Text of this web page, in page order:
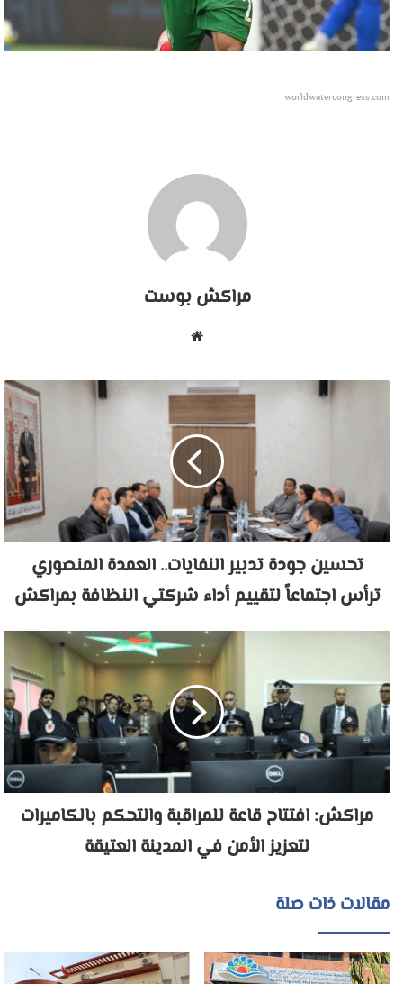
worldwatercongress.com
مراكش بوست
تحسين جودة تدبير النفايات.. العمدة المنصوري
ترأس اجتماعاً لتقييم أداء شركتي النظافة بمراكش
مراكش: افتتاح قاعة للمراقبة والتحكم بالكاميرات
لتعزيز الأمن في المدينة العتيقة
مقالات ذات صلة